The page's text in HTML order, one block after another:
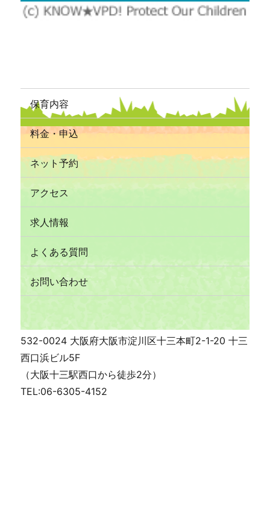
保育内容
料金・申込
ネット予約
アクセス
求人情報
よくある質問
お問い合わせ
532-0024 大阪府大阪市淀川区十三本町2-1-20 十三
西口浜ビル5F
（大阪十三駅西口から徒歩2分）
TEL:06-6305-4152